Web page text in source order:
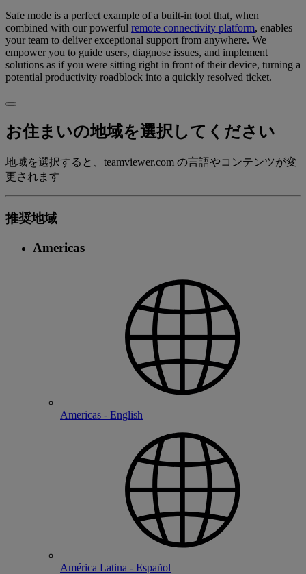
Safe mode is a perfect example of a built-in tool that, when
combined with our powerful remote connectivity platform, enables
your team to deliver exceptional support from anywhere. We
empower you to guide users, diagnose issues, and implement
solutions as if you were sitting right in front of their device, turning a
potential productivity roadblock into a quickly resolved ticket.
お住まいの地域を選択してください
地域を選択すると、teamviewer.com の言語やコンテンツが変
更されます
推奨地域
Americas
Americas - English
América Latina - Español